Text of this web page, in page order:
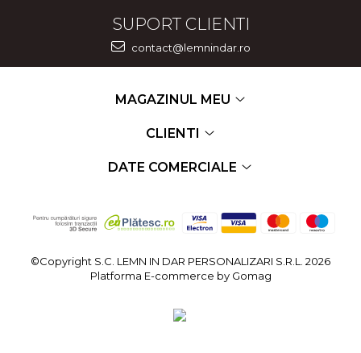
SUPORT CLIENTI
contact@lemnindar.ro
MAGAZINUL MEU
CLIENTI
DATE COMERCIALE
©Copyright S.C. LEMN IN DAR PERSONALIZARI S.R.L. 2026
Platforma E-commerce by Gomag